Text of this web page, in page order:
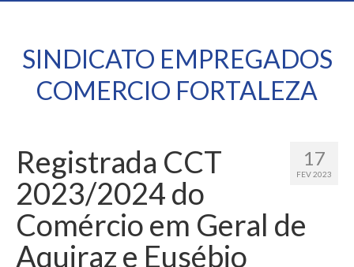
SINDICATO EMPREGADOS
COMERCIO FORTALEZA
17
FEV 2023
Registrada CCT
2023/2024 do
Comércio em Geral de
Aquiraz e Eusébio